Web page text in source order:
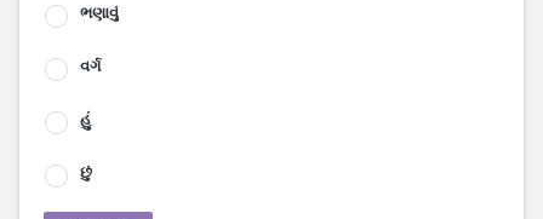
ભણાવું
વર્ગ
હું
છું